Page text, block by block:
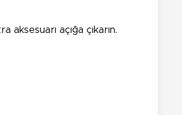
açığa çıkarın.